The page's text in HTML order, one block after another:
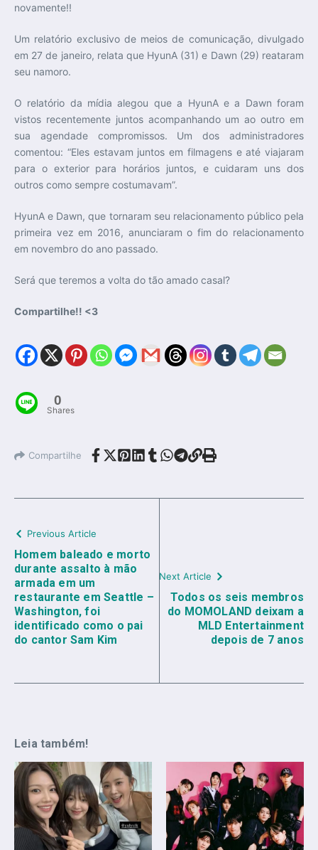
novamente!!
Um relatório exclusivo de meios de comunicação, divulgado
em 27 de janeiro, relata que HyunA (31) e Dawn (29) reataram
seu namoro.
O relatório da mídia alegou que a HyunA e a Dawn foram
vistos recentemente juntos acompanhando um ao outro em
sua agendade compromissos. Um dos administradores
comentou: “Eles estavam juntos em filmagens e até viajaram
para o exterior para horários juntos, e cuidaram uns dos
outros como sempre costumavam”.
HyunA e Dawn, que tornaram seu relacionamento público pela
primeira vez em 2016, anunciaram o fim do relacionamento
em novembro do ano passado.
Será que teremos a volta do tão amado casal?
Compartilhe!! <3
0
Shares
Compartilhe
Previous Article
Homem baleado e morto
durante assalto à mão
armada em um
restaurante em Seattle –
Washington, foi
identificado como o pai
do cantor Sam Kim
Next Article
Todos os seis membros
do MOMOLAND deixam a
MLD Entertainment
depois de 7 anos
Leia também!